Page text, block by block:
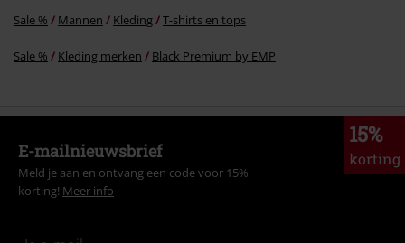
Sale % Mannen Kleding T-shirts en tops
Sale % Kleding merken Black Premium by EMP
15%
korting
E-mailnieuwsbrief
Meld je aan en ontvang een code voor 15%
korting! Meer info